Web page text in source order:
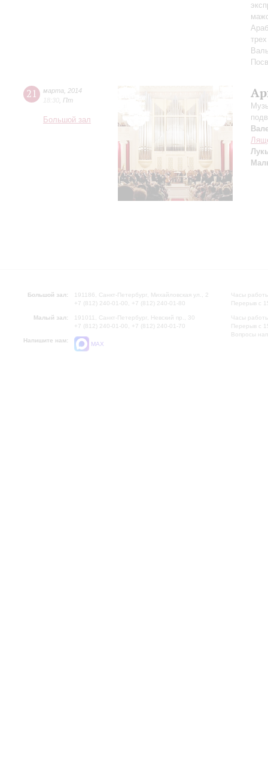
21 марта
2014
18:30 Пт
Большой зал
Большой зал:
191186, Санкт-Петербург, Михайловская ул., 2
+7 (812) 240-01-00, +7 (812) 240-01-80
Малый зал:
191011, Санкт-Петербург, Невский пр., 30
+7 (812) 240-01-00, +7 (812) 240-01-70
Напишите нам:
MAX
Часы
Перерыв с
Часы
Перерыв с
Вопросы